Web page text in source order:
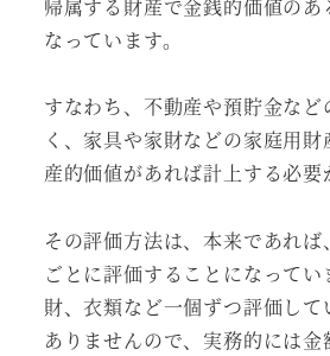
帰属する財産で金銭的価値のあ
なっています。
すなわち、不動産や預貯金など
く、家具や家財などの家庭用
産的価値があれば計上する必要
その評価方法は、本来であれ
ごとに評価することになって
財、衣類など一個ずつ評価し
ありませんので、実務的には